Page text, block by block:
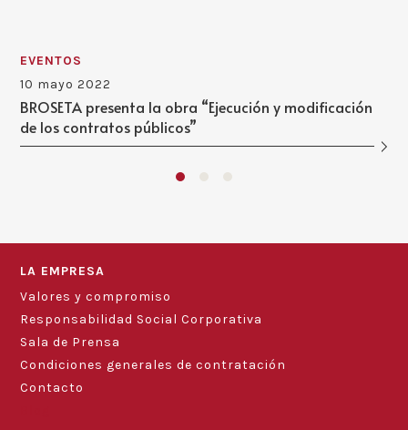
EVENTOS
10 mayo 2022
BROSETA presenta la obra “Ejecución y modificación
de los contratos públicos”
LA EMPRESA
Valores y compromiso
Responsabilidad Social Corporativa
Sala de Prensa
Condiciones generales de contratación
Contacto